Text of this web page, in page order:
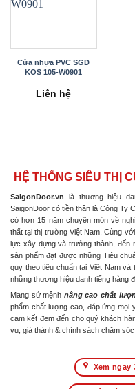
Cửa nhựa PVC SGD
KOS 105-W0901
Liên hệ
HỆ THỐNG SIÊU THỊ
SaigonDoor.vn là thương hiệu
SaigonDoor có tiền thân là Công Ty
có hơn 15 năm chuyên môn về
thất tại thị trường Việt Nam. Cùng
lực xây dựng và trưởng thành, đến
sản phẩm đạt được những Tiêu
quy theo tiêu chuẩn tại Việt Nam và
những thương hiệu danh tiếng hàng
Mang sứ mệnh nâng cao chất
phẩm chất lượng cao, đáp ứng mọi
cam kết đem đến cho quý khách
vụ, giá thành & chính sách chăm
Xem ngay